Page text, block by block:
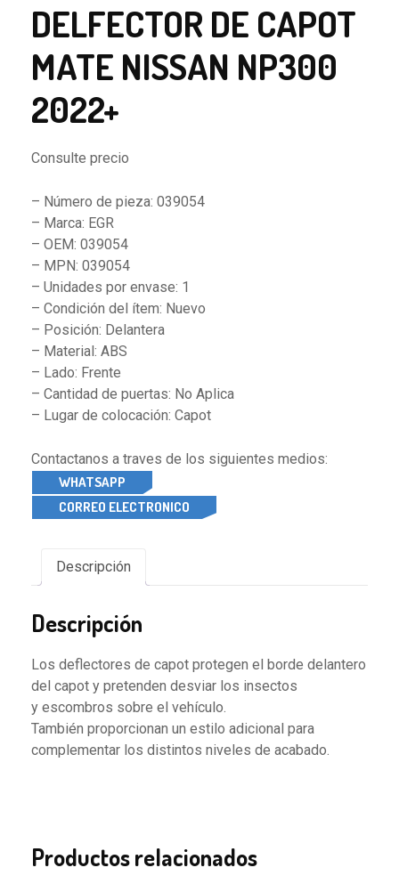
DELFECTOR DE CAPOT
MATE NISSAN NP300
2022+
Consulte precio
– Número de pieza: 039054
– Marca: EGR
– OEM: 039054
– MPN: 039054
– Unidades por envase: 1
– Condición del ítem: Nuevo
– Posición: Delantera
– Material: ABS
– Lado: Frente
– Cantidad de puertas: No Aplica
– Lugar de colocación: Capot
Contactanos a traves de los siguientes medios:
WHATSAPP
CORREO ELECTRONICO
Descripción
Descripción
Los deflectores de capot protegen el borde delantero
del capot y pretenden desviar los insectos
y escombros sobre el vehículo.
También proporcionan un estilo adicional para
complementar los distintos niveles de acabado.
Productos relacionados